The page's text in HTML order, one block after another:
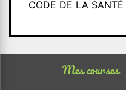
CODE DE LA
Mes courses